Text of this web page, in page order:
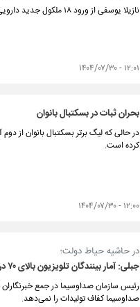
نازیلا یوسفی از ورود ۱۸ ملکول جدید دارویی به فهرست رسمی دارویی ایران خبر داد.
۱۲:۰۱ - ۱۴۰۴/۰۷/۳۰
بحران ثبات در بسکتبال بانوان
در حالی که لیگ برتر بسکتبال بانوان از
کرده است.
۱۲:۰۰ - ۱۴۰۴/۰۷/۳۰
در حاشیه حیاط دولت؛
جبلی: آمار بینندگان تلویزیون بالای ۷۰ درصد است
صداوسیما کفاف تولیدات را نمی‌دهد.